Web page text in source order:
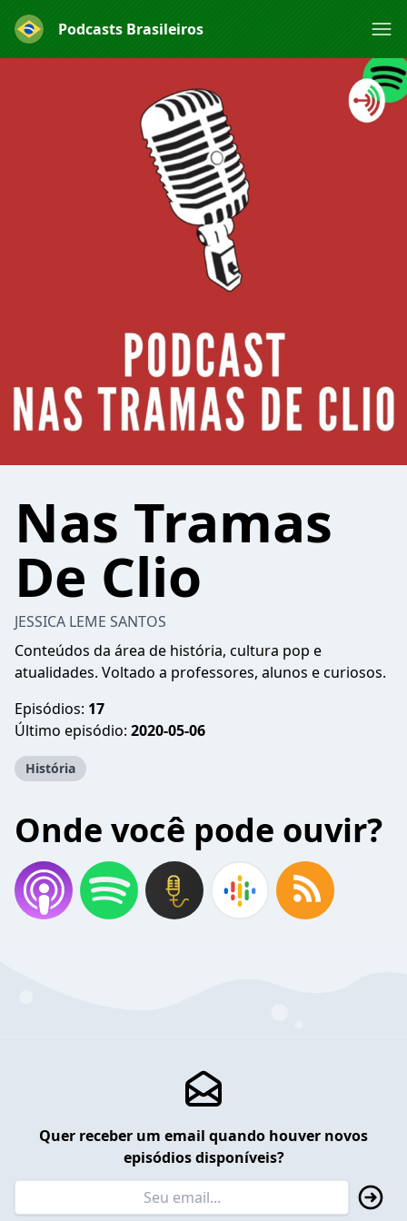
Podcasts Brasileiros
Nas Tramas
De Clio
JESSICA LEME SANTOS
Conteúdos da área de história, cultura pop e
atualidades. Voltado a professores, alunos e curiosos.
Episódios: 17
Último episódio: 2020-05-06
História
Onde você pode ouvir?
Quer receber um email quando houver novos
episódios disponíveis?